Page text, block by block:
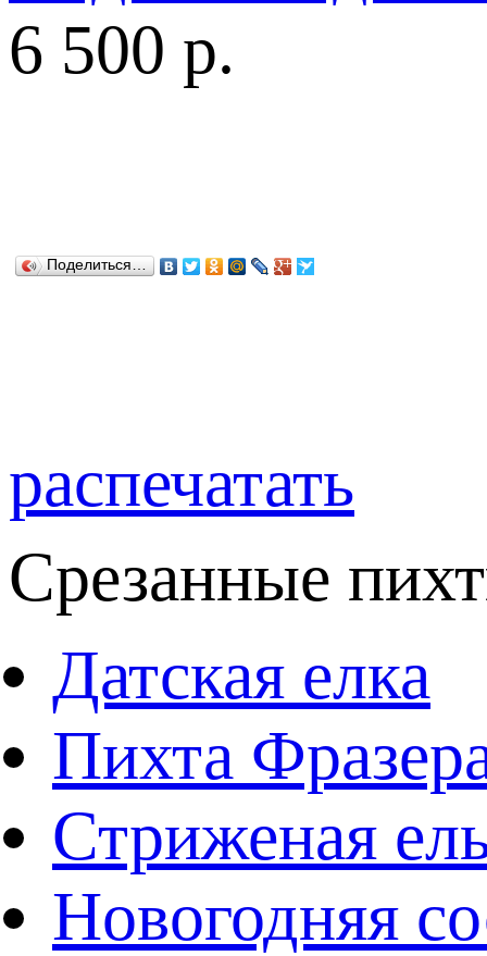
6 500 р.
Поделиться…
распечатать
Срезанные
Датская елка
Пихта
Стриженая
Новогодняя